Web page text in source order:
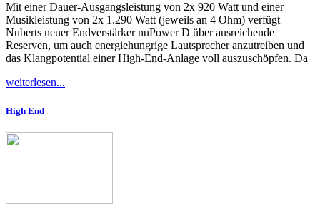
Mit einer Dauer-Ausgangsleistung von 2x 920 Watt und einer
Musikleistung von 2x 1.290 Watt (jeweils an 4 Ohm) verfügt
Nuberts neuer Endverstärker nuPower D über ausreichende
Reserven, um auch energiehungrige Lautsprecher anzutreiben und
das Klangpotential einer High-End-Anlage voll auszuschöpfen. Da
weiterlesen...
High End